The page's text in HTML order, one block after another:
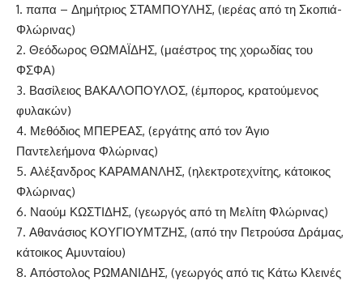
1. παπα – Δημήτριος ΣΤΑΜΠΟΥΛΗΣ, (ιερέας από τη Σκοπιά-
Φλώρινας)
2. Θεόδωρος ΘΩΜΑΪΔΗΣ, (μαέστρος της χορωδίας του
ΦΣΦΑ)
3. Βασίλειος ΒΑΚΑΛΟΠΟΥΛΟΣ, (έμπορος, κρατούμενος
φυλακών)
4. Μεθόδιος ΜΠΕΡΕΑΣ, (εργάτης από τον Άγιο
Παντελεήμονα Φλώρινας)
5. Αλέξανδρος ΚΑΡΑΜΑΝΛΗΣ, (ηλεκτροτεχνίτης, κάτοικος
Φλώρινας)
6. Ναούμ ΚΩΣΤΙΔΗΣ, (γεωργός από τη Μελίτη Φλώρινας)
7. Αθανάσιος ΚΟΥΓΙΟΥΜΤΖΗΣ, (από την Πετρούσα Δράμας,
κάτοικος Αμυνταίου)
8. Απόστολος ΡΩΜΑΝΙΔΗΣ, (γεωργός από τις Κάτω Κλεινές